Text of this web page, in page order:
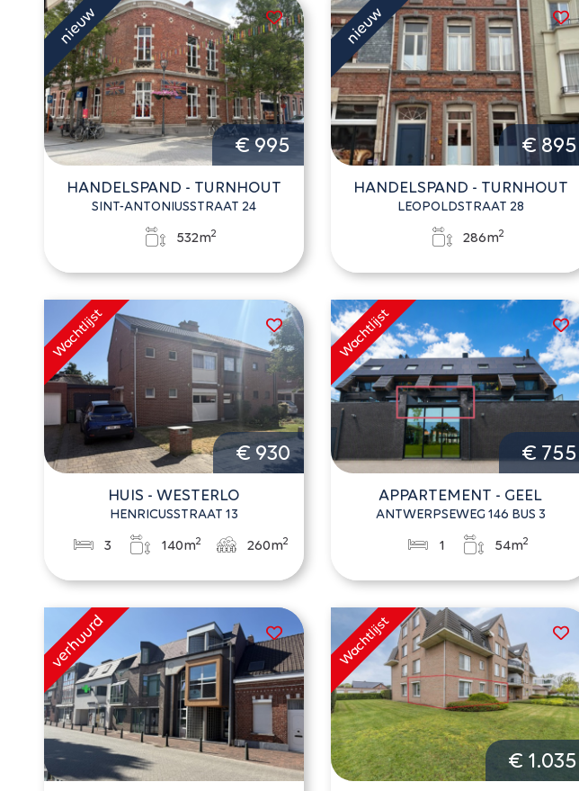
€ 995
HANDELSPAND - TURNHOUT
SINT-ANTONIUSSTRAAT 24
532m2
€ 895
HANDELSPAND - TURNHOUT
LEOPOLDSTRAAT 28
286m2
€ 930
HUIS - WESTERLO
HENRICUSSTRAAT 13
3 140m2 260m2
€ 755
APPARTEMENT - GEEL
ANTWERPSEWEG 146 BUS 3
1 54m2
€ 1.035